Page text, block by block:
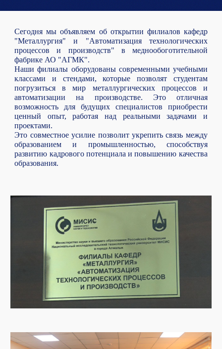
Сегодня мы объявляем об открытии филиалов кафедр
"Металлургия" и "Автоматизация технологических
процессов и производств" в меднообоготительной
фабрике АО "АГМК".
Наши филиалы оборудованы современными учебными
классами и стендами, которые позволят студентам
погрузиться в мир металлургических процессов и
автоматизации на производстве. Это отличная
возможность для будущих специалистов приобрести
ценный опыт, работая над реальными задачами и
проектами.
Это совместное усилие позволит укрепить связь между
образованием и промышленностью, способствуя
развитию кадрового потенциала и повышению качества
образования.